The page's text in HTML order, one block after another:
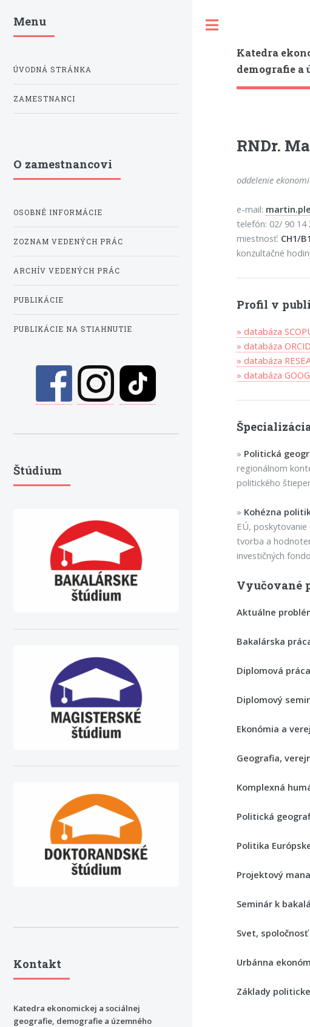
Katedra
demografie a
RNDr.
oddelenie
e-mail:
telefón: 02/ 90 14
miestnosť: CH1/
konzultačné
Profil v
» databáza
» databáza ORCID
» databáza
» databáza
» Politická
regionálnom
politického
» Kohézna
EÚ,
tvorba a
investičných
Vyučované
Aktuálne
Bakalárska
Diplomová
Diplomový
Ekonómia a
Geografia,
Komplexná
Politická
Politika
Projektový
Seminár k
Svet,
Urbánna
Základy
Menu
ÚVODNÁ STRÁNKA
ZAMESTNANCI
O zamestnancovi
OSOBNÉ INFORMÁCIE
ZOZNAM VEDENÝCH PRÁC
ARCHÍV VEDENÝCH PRÁC
PUBLIKÁCIE
PUBLIKÁCIE NA STIAHNUTIE
Štúdium
Kontakt
Katedra ekonomickej a sociálnej
geografie, demografie a územného